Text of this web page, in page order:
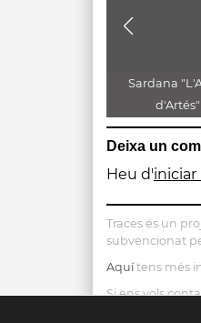
Sardana
d'Artés"
Deixa un
Heu d'iniciar
Traces és un
subvencionat
Aquítens més
Si ens vols